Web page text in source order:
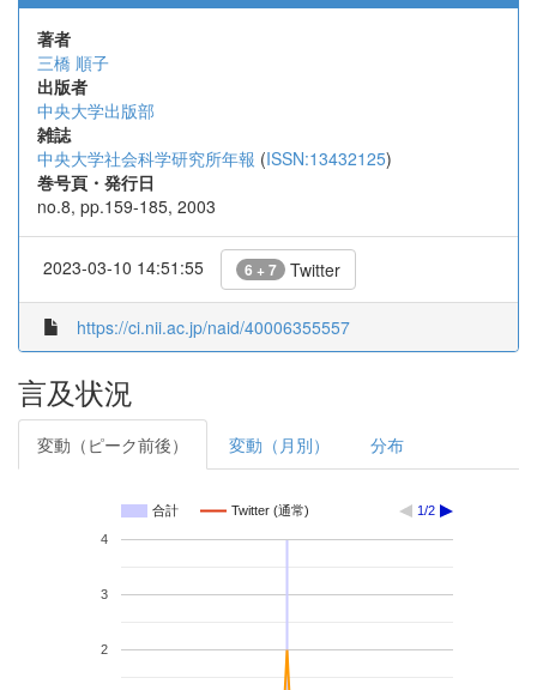
著者
三橋 順子
出版者
中央大学出版部
雑誌
中央大学社会科学研究所年報 (ISSN:13432125)
巻号頁・発行日
no.8, pp.159-185, 2003
2023-03-10 14:51:55 6 + 7 Twitter
https://ci.nii.ac.jp/naid/40006355557
言及状況
変動（ピーク前後） 変動（月別） 分布
合計 Twitter (通常) 1/2
2
3
4